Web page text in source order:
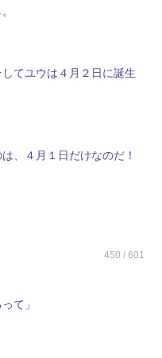
てユウは４月２日に誕生
、４月１日だけなのだ！
450 / 601
て」